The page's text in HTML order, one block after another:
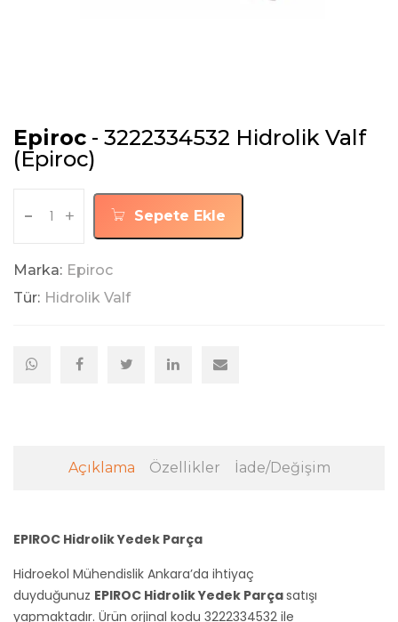
Epiroc - 3222334532 Hidrolik Valf
(Epiroc)
- + Sepete Ekle
Marka: Epiroc
Tür: Hidrolik Valf
Açıklama Özellikler İade/Değişim
EPIROC Hidrolik Yedek Parça
Hidroekol Mühendislik Ankara’da ihtiyaç
duyduğunuz EPIROC Hidrolik Yedek Parçasatışı
yapmaktadır. Ürün orjinal kodu 3222334532 ile